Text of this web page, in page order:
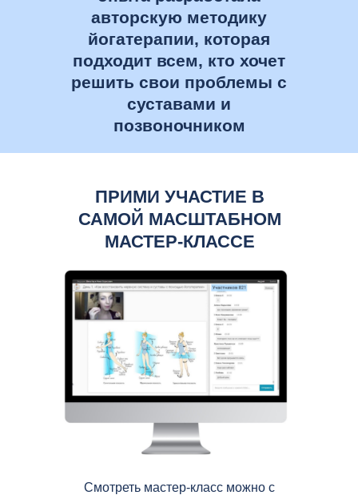
авторскую методику
йогатерапии, которая
подходит всем, кто хочет
решить свои проблемы с
суставами и
позвоночником
ПРИМИ УЧАСТИЕ В
САМОЙ МАСШТАБНОМ
МАСТЕР-КЛАССЕ
Смотреть мастер-класс можно с